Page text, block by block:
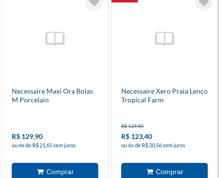
Necessaire Maxi Ora Bolas
M Porcelain
R$ 129,90
ou 6x de R$ 21,65 sem juros
Necessaire Xero Praia Lenço
Tropical Farm
R$ 129,90
R$ 123,40
ou 6x de R$ 20,56 sem juros